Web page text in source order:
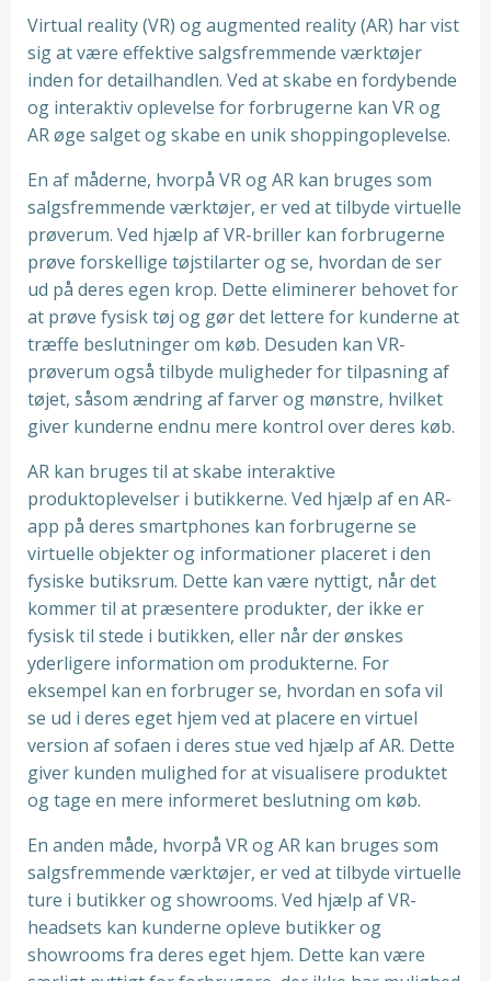
Virtual reality (VR) og augmented reality (AR) har vist
sig at være effektive salgsfremmende værktøjer
inden for detailhandlen. Ved at skabe en fordybende
og interaktiv oplevelse for forbrugerne kan VR og
AR øge salget og skabe en unik shoppingoplevelse.
En af måderne, hvorpå VR og AR kan bruges som
salgsfremmende værktøjer, er ved at tilbyde virtuelle
prøverum. Ved hjælp af VR-briller kan forbrugerne
prøve forskellige tøjstilarter og se, hvordan de ser
ud på deres egen krop. Dette eliminerer behovet for
at prøve fysisk tøj og gør det lettere for kunderne at
træffe beslutninger om køb. Desuden kan VR-
prøverum også tilbyde muligheder for tilpasning af
tøjet, såsom ændring af farver og mønstre, hvilket
giver kunderne endnu mere kontrol over deres køb.
AR kan bruges til at skabe interaktive
produktoplevelser i butikkerne. Ved hjælp af en AR-
app på deres smartphones kan forbrugerne se
virtuelle objekter og informationer placeret i den
fysiske butiksrum. Dette kan være nyttigt, når det
kommer til at præsentere produkter, der ikke er
fysisk til stede i butikken, eller når der ønskes
yderligere information om produkterne. For
eksempel kan en forbruger se, hvordan en sofa vil
se ud i deres eget hjem ved at placere en virtuel
version af sofaen i deres stue ved hjælp af AR. Dette
giver kunden mulighed for at visualisere produktet
og tage en mere informeret beslutning om køb.
En anden måde, hvorpå VR og AR kan bruges som
salgsfremmende værktøjer, er ved at tilbyde virtuelle
ture i butikker og showrooms. Ved hjælp af VR-
headsets kan kunderne opleve butikker og
showrooms fra deres eget hjem. Dette kan være